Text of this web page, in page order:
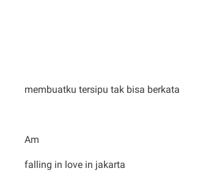
membuatku tersipu tak bisa berkata
Am
falling in love in jakarta